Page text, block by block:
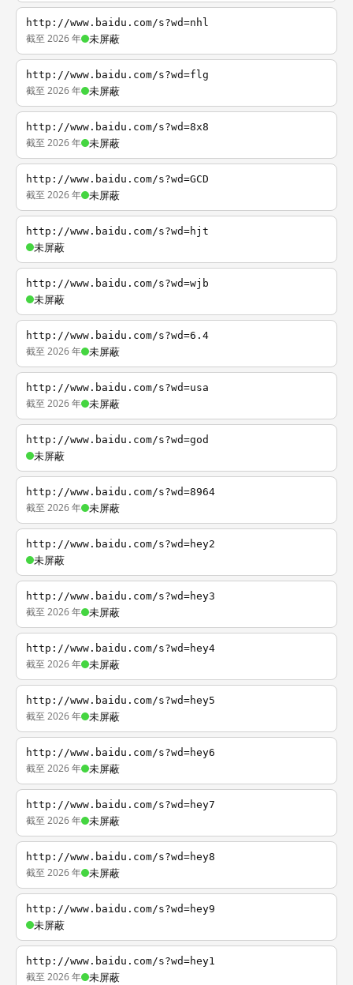
http://www.baidu.com/s?wd=nhl
截至 2026 年 未屏蔽
http://www.baidu.com/s?wd=flg
截至 2026 年 未屏蔽
http://www.baidu.com/s?wd=8x8
截至 2026 年 未屏蔽
http://www.baidu.com/s?wd=GCD
截至 2026 年 未屏蔽
http://www.baidu.com/s?wd=hjt
未屏蔽
http://www.baidu.com/s?wd=wjb
未屏蔽
http://www.baidu.com/s?wd=6.4
截至 2026 年 未屏蔽
http://www.baidu.com/s?wd=usa
截至 2026 年 未屏蔽
http://www.baidu.com/s?wd=god
未屏蔽
http://www.baidu.com/s?wd=8964
截至 2026 年 未屏蔽
http://www.baidu.com/s?wd=hey2
未屏蔽
http://www.baidu.com/s?wd=hey3
截至 2026 年 未屏蔽
http://www.baidu.com/s?wd=hey4
截至 2026 年 未屏蔽
http://www.baidu.com/s?wd=hey5
截至 2026 年 未屏蔽
http://www.baidu.com/s?wd=hey6
截至 2026 年 未屏蔽
http://www.baidu.com/s?wd=hey7
截至 2026 年 未屏蔽
http://www.baidu.com/s?wd=hey8
截至 2026 年 未屏蔽
http://www.baidu.com/s?wd=hey9
未屏蔽
http://www.baidu.com/s?wd=hey1
截至 2026 年 未屏蔽